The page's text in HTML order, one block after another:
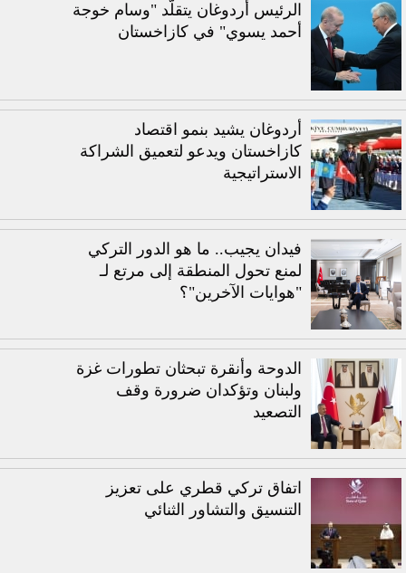
الرئيس أردوغان يتقلّد "وسام خوجة
أحمد يسوي" في كازاخستان
أردوغان يشيد بنمو اقتصاد
كازاخستان ويدعو لتعميق الشراكة
الاستراتيجية
فيدان يجيب.. ما هو الدور التركي
لمنع تحول المنطقة إلى مرتع لـ
"هوايات الآخرين"؟
الدوحة وأنقرة تبحثان تطورات غزة
ولبنان وتؤكدان ضرورة وقف
التصعيد
اتفاق تركي قطري على تعزيز
التنسيق والتشاور الثنائي